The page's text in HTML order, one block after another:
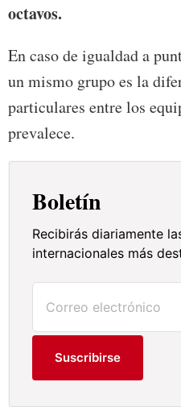
octavos.
En caso de igualdad a
un mismo grupo es la
particulares entre los
prevalece.
Boletín
Recibirás diariamente
internacionales más
Suscribirse